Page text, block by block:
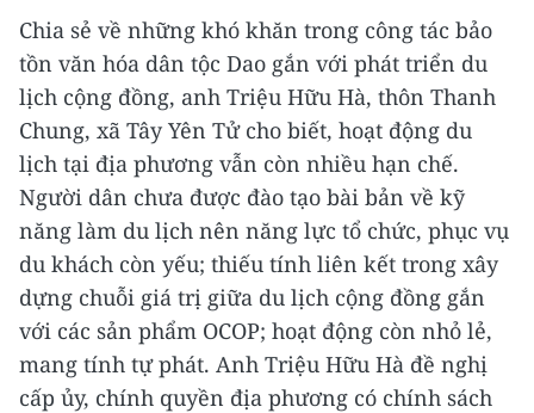
Chia sẻ về những khó khăn trong công tác bảo
tồn văn hóa dân tộc Dao gắn với phát triển du
lịch cộng đồng, anh Triệu Hữu Hà, thôn Thanh
Chung, xã Tây Yên Tử cho biết, hoạt động du
lịch tại địa phương vẫn còn nhiều hạn chế.
Người dân chưa được đào tạo bài bản về kỹ
năng làm du lịch nên năng lực tổ chức, phục vụ
du khách còn yếu; thiếu tính liên kết trong xây
dựng chuỗi giá trị giữa du lịch cộng đồng gắn
với các sản phẩm OCOP; hoạt động còn nhỏ lẻ,
mang tính tự phát. Anh Triệu Hữu Hà đề nghị
cấp ủy, chính quyền địa phương có chính sách